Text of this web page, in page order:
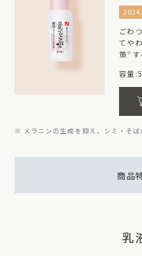
ごわ
てや
策 ※
容量
※ メラニンの生成を抑え、シミ・そば
商品
乳